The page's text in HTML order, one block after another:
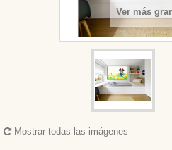
Ver más
Mostrar todas las imágenes